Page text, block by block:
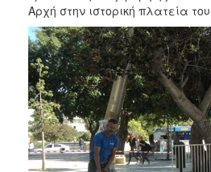
Αρχή στην ιστορική πλατεία